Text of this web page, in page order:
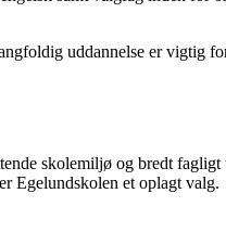
uddannelse er vigtig
skolemiljø og bredt
Egelundskolen et oplagt valg.